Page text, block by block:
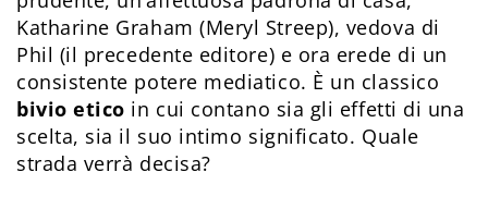
Katharine Graham (Meryl Streep), vedova di
Phil (il precedente editore) e ora erede di un
consistente potere mediatico. È un classico
bivio etico in cui contano sia gli effetti di una
scelta, sia il suo intimo significato. Quale
strada verrà decisa?